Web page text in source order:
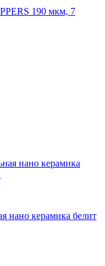
190 мкм, 7
нано керамика белит